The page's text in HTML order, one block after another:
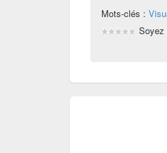
Mots-clés :
Soyez